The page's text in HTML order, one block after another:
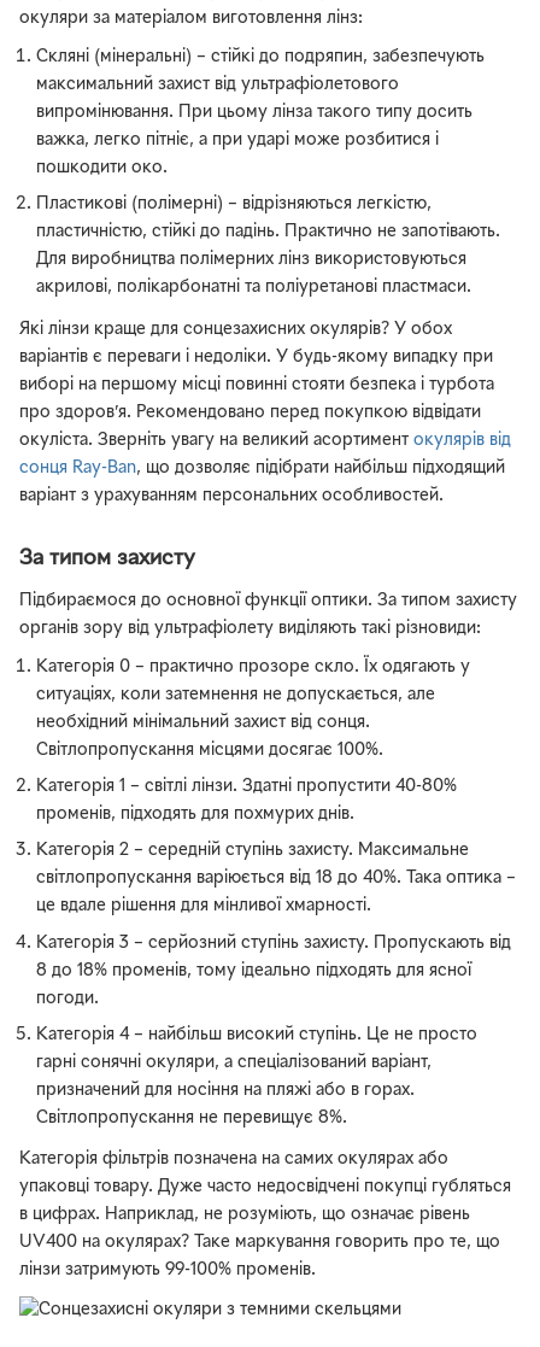
окуляри за матеріалом виготовлення лінз:
Скляні (мінеральні) – стійкі до подряпин, забезпечують
максимальний захист від ультрафіолетового
випромінювання. При цьому лінза такого типу досить
важка, легко пітніє, а при ударі може розбитися і
пошкодити око.
Пластикові (полімерні) – відрізняються легкістю,
пластичністю, стійкі до падінь. Практично не запотівають.
Для виробництва полімерних лінз використовуються
акрилові, полікарбонатні та поліуретанові пластмаси.
Які лінзи краще для сонцезахисних окулярів? У обох
варіантів є переваги і недоліки. У будь-якому випадку при
виборі на першому місці повинні стояти безпека і турбота
про здоров’я. Рекомендовано перед покупкою відвідати
окуліста. Зверніть увагу на великий асортимент окулярів від
сонця Ray-Ban, що дозволяє підібрати найбільш підходящий
варіант з урахуванням персональних особливостей.
За типом захисту
Підбираємося до основної функції оптики. За типом захисту
органів зору від ультрафіолету виділяють такі різновиди:
Категорія 0 – практично прозоре скло. Їх одягають у
ситуаціях, коли затемнення не допускається, але
необхідний мінімальний захист від сонця.
Світлопропускання місцями досягає 100%.
Категорія 1 – світлі лінзи. Здатні пропустити 40-80%
променів, підходять для похмурих днів.
Категорія 2 – середній ступінь захисту. Максимальне
світлопропускання варіюється від 18 до 40%. Така оптика –
це вдале рішення для мінливої хмарності.
Категорія 3 – серйозний ступінь захисту. Пропускають від
8 до 18% променів, тому ідеально підходять для ясної
погоди.
Категорія 4 – найбільш високий ступінь. Це не просто
гарні сонячні окуляри, а спеціалізований варіант,
призначений для носіння на пляжі або в горах.
Світлопропускання не перевищує 8%.
Категорія фільтрів позначена на самих окулярах або
упаковці товару. Дуже часто недосвідчені покупці губляться
в цифрах. Наприклад, не розуміють, що означає рівень
UV400 на окулярах? Таке маркування говорить про те, що
лінзи затримують 99-100% променів.